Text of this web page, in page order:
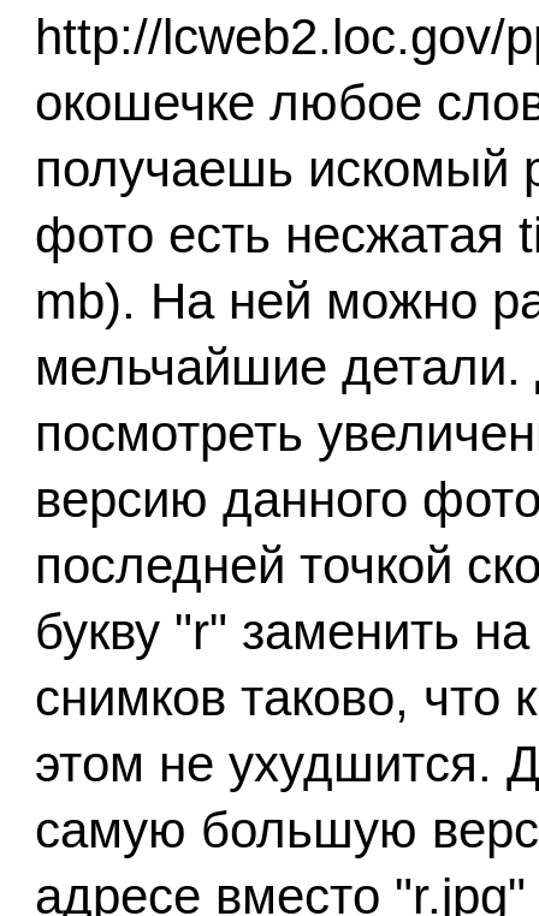
http://lcweb2.loc.gov/
окошечке любое
получаешь искомый
фото есть несжатая
mb). На ней можно
мельчайшие детали.
посмотреть
версию данного
последней точкой
букву "r" заменить
снимков таково, что
этом не ухудшится.
самую большую
адресе вместо